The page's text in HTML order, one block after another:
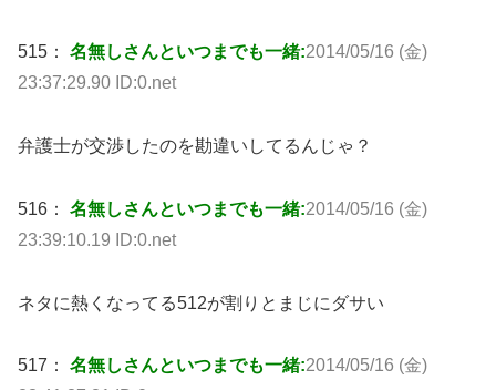
515： 名無しさんといつまでも一緒:2014/05/16 (金)
23:37:29.90 ID:0.net
弁護士が交渉したのを勘違いしてるんじゃ？
516： 名無しさんといつまでも一緒:2014/05/16 (金)
23:39:10.19 ID:0.net
ネタに熱くなってる512が割りとまじにダサい
517： 名無しさんといつまでも一緒:2014/05/16 (金)